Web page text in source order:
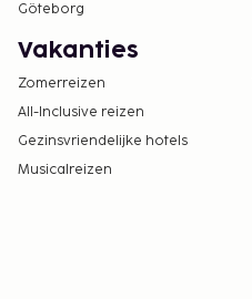
Göteborg
Vakanties
Zomerreizen
All-Inclusive reizen
Gezinsvriendelijke hotels
Musicalreizen